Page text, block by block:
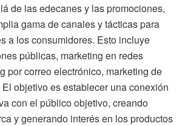
de las edecanes y las promociones,
gama de canales y tácticas para
a los consumidores. Esto incluye
públicas, marketing en redes
por correo electrónico, marketing de
objetivo es establecer una conexión
con el público objetivo, creando
y generando interés en los productos